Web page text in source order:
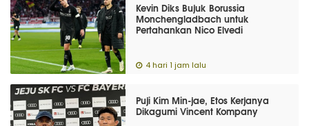
Kevin Diks Bujuk Borussia
Monchengladbach untuk
Pertahankan Nico Elvedi
4 hari 1 jam lalu
Puji Kim Min-jae, Etos Kerjanya
Dikagumi Vincent Kompany